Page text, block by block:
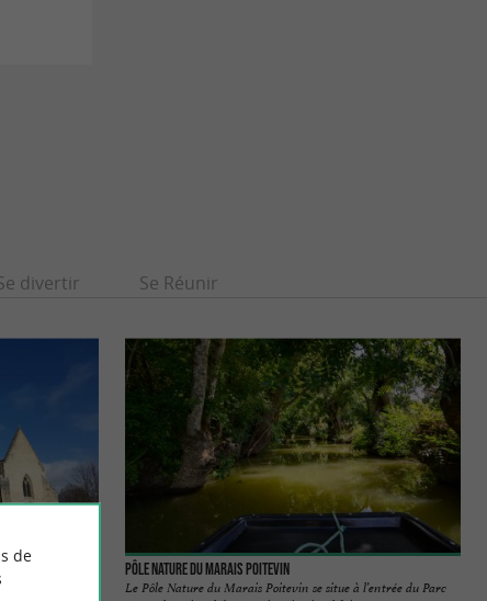
divertir Se Réunir
vers
Pôle Nature du Marais Poitevin
Le Pôle Nature du Marais Poitevin se situe à l’entrée du Parc
de